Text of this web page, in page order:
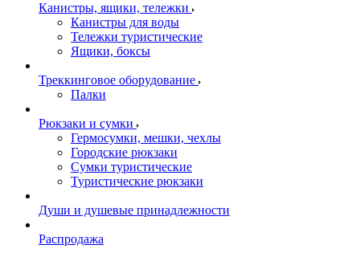
Канистры, ящики, тележки
Канистры для воды
Тележки туристические
Ящики, боксы
Треккинговое оборудование
Палки
Рюкзаки и сумки
Гермосумки, мешки, чехлы
Городские рюкзаки
Сумки туристические
Туристические рюкзаки
Души и душевые принадлежности
Распродажа